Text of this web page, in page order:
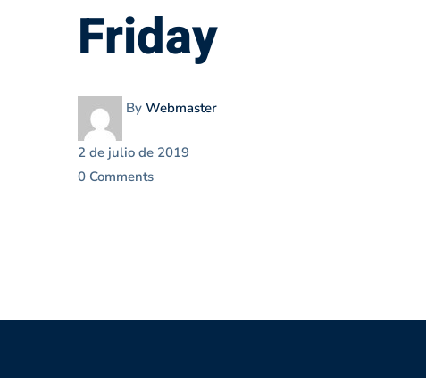
Friday
Friday
By Webmaster
2 de julio de 2019
0 Comments